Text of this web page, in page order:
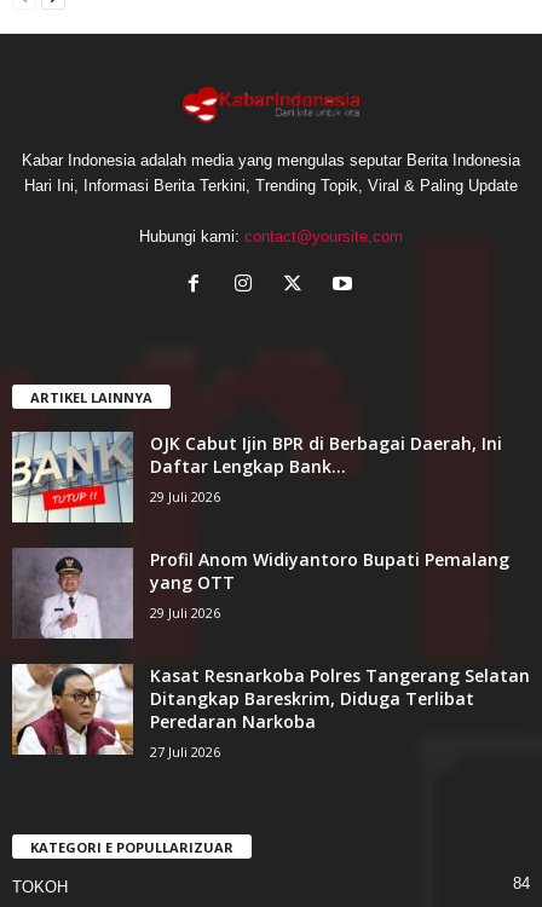
Kabar Indonesia adalah media yang mengulas seputar Berita Indonesia
Hari Ini, Informasi Berita Terkini, Trending Topik, Viral & Paling Update
Hubungi kami: contact@yoursite,com
ARTIKEL LAINNYA
OJK Cabut Ijin BPR di Berbagai Daerah, Ini
Daftar Lengkap Bank...
29 Juli 2026
Profil Anom Widiyantoro Bupati Pemalang
yang OTT
29 Juli 2026
Kasat Resnarkoba Polres Tangerang Selatan
Ditangkap Bareskrim, Diduga Terlibat
Peredaran Narkoba
27 Juli 2026
KATEGORI E POPULLARIZUAR
TOKOH 84